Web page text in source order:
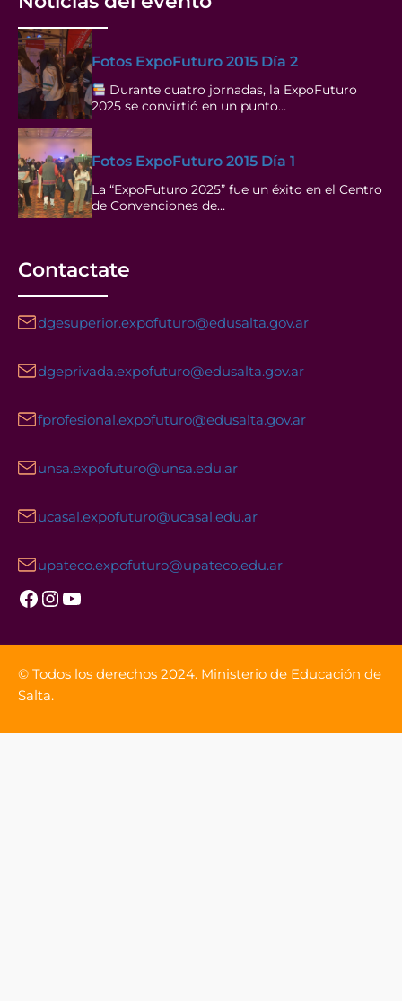
Fotos ExpoFuturo 2015 Día 2
Durante cuatro jornadas, la ExpoFuturo
2025 se convirtió en un punto…
Fotos ExpoFuturo 2015 Día 1
La “ExpoFuturo 2025” fue un éxito en el Centro
de Convenciones de…
Contactate
dgesuperior.expofuturo@edusalta.gov.ar
dgeprivada.expofuturo@edusalta.gov.ar
fprofesional.expofuturo@edusalta.gov.ar
unsa.expofuturo@unsa.edu.ar
ucasal.expofuturo@ucasal.edu.ar
upateco.expofuturo@upateco.edu.ar
Facebook InstagramYouTube
© Todos los derechos 2024. Ministerio de Educación de
Salta.